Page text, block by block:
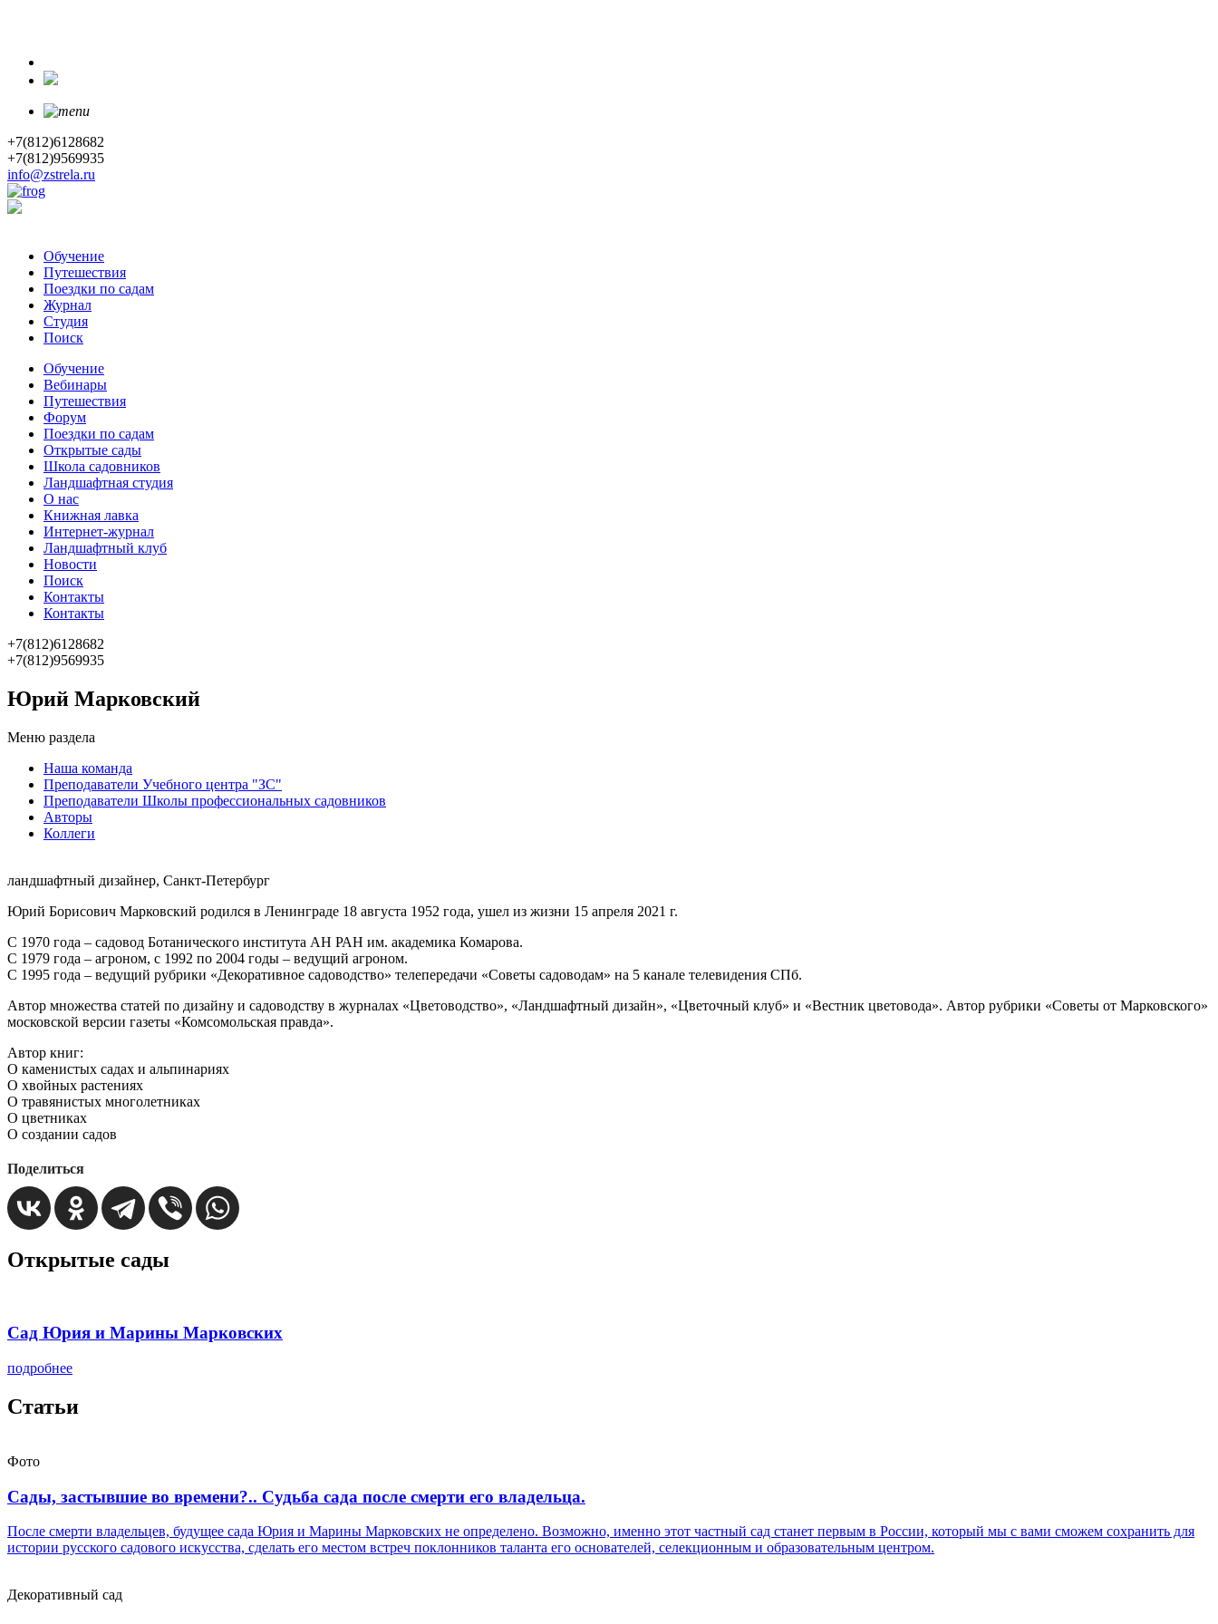
+7(812)6128682
+7(812)9569935
info@zstrela.ru
Обучение
Путешествия
Поездки по садам
Журнал
Студия
Поиск
Обучение
Вебинары
Путешествия
Форум
Поездки по садам
Открытые сады
Школа садовников
Ландшафтная студия
О нас
Книжная лавка
Интернет-журнал
Ландшафтный клуб
Новости
Поиск
Контакты
Контакты
+7(812)6128682
+7(812)9569935
Юрий Марковский
Меню раздела
Наша команда
Преподаватели Учебного центра "ЗС"
Преподаватели Школы профессиональных садовников
Авторы
Коллеги
ландшафтный дизайнер, Санкт-Петербург
Юрий Борисович Марковский родился в Ленинграде 18 августа 1952 года, ушел из жизни 15 апреля 2021 г.
С 1970 года – садовод Ботанического института АН РАН им. академика Комарова.
С 1979 года – агроном, с 1992 по 2004 годы – ведущий агроном.
С 1995 года – ведущий рубрики «Декоративное садоводство» телепередачи «Советы садоводам» на 5 канале телевидения СПб.
Автор множества статей по дизайну и садоводству в журналах «Цветоводство», «Ландшафтный дизайн», «Цветочный клуб» и «Вестник цветовода». Автор рубрики «Советы от Марковского»
московской версии газеты «Комсомольская правда».
Автор книг:
О каменистых садах и альпинариях
О хвойных растениях
О травянистых многолетниках
О цветниках
О создании садов
Поделиться
Открытые сады
Сад Юрия и Марины Марковских
подробнее
Статьи
Фото
Сады, застывшие во времени?.. Судьба сада после смерти его владельца.
После смерти владельцев, будущее сада Юрия и Марины Марковских не определено. Возможно, именно этот частный сад станет первым в России, который мы с вами сможем сохранить для
истории русского садового искусства, сделать его местом встреч поклонников таланта его основателей, селекционным и образовательным центром.
Декоративный сад